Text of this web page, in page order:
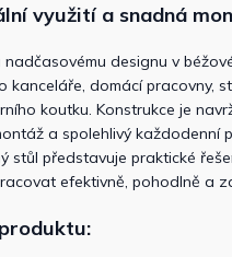
využití a snadná
nadčasovému designu v
kanceláře, domácí pracovny,
koutku. Konstrukce je
a spolehlivý každodenní
stůl představuje praktické
efektivně, pohodlně a